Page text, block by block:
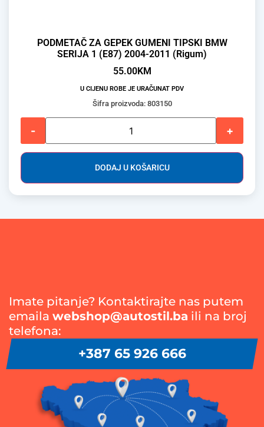
PODMETAČ ZA GEPEK GUMENI TIPSKI BMW
SERIJA 1 (E87) 2004-2011 (Rigum)
55.00KM
U CIJENU ROBE JE URAČUNAT PDV
Šifra proizvoda: 803150
- +
DODAJ U KOŠARICU
Imate pitanje? Kontaktirajte nas putem
emaila webshop@autostil.ba ili na broj
telefona:
+387 65 926 666